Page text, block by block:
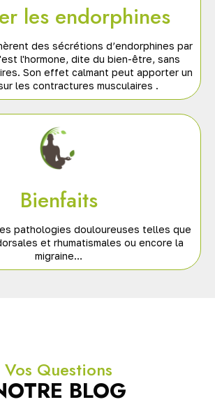
les endorphines
des sécrétions d’endorphines par
l'hormone, dite du bien-être, sans
Son effet calmant peut apporter un
les contractures musculaires .
Bienfaits
pathologies douloureuses telles que
et rhumatismales ou encore la
migraine…
Vos Questions
BLOG